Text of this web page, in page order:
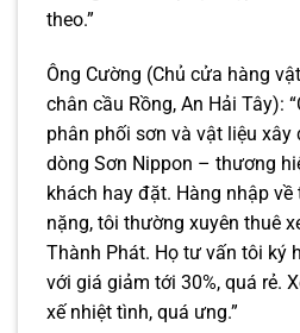
theo.”
Ông Cường (Chủ cửa hàng
chân cầu Rồng, An Hải Tây):
phân phối sơn và vật liệu xây
dòng Sơn Nippon – thương
khách hay đặt. Hàng nhập
nặng, tôi thường xuyên thuê
Thành Phát. Họ tư vấn tôi ký
với giá giảm tới 30%, quá rẻ.
xế nhiệt tình, quá ưng.”